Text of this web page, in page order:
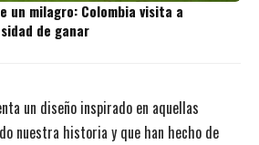
un milagro: Colombia visita a
de ganar
un diseño inspirado en aquellas
nuestra historia y que han hecho de